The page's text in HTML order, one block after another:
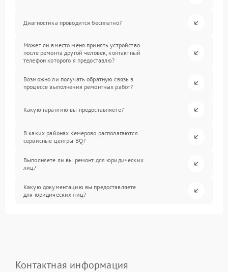
Диагностика проводится бесплатно?
Может ли вместо меня принять устройство
после ремонта другой человек, контактный
телефон которого я предоставлю?
Возможно ли получать обратную связь в
процессе выполнения ремонтных работ?
Какую гарантию вы предоставляете?
В каких районах Кемерово располагаются
сервисные центры BQ?
Выполняете ли вы ремонт для юридических
лиц?
Какую документацию вы предоставляете
для юридических лиц?
Контактная информация